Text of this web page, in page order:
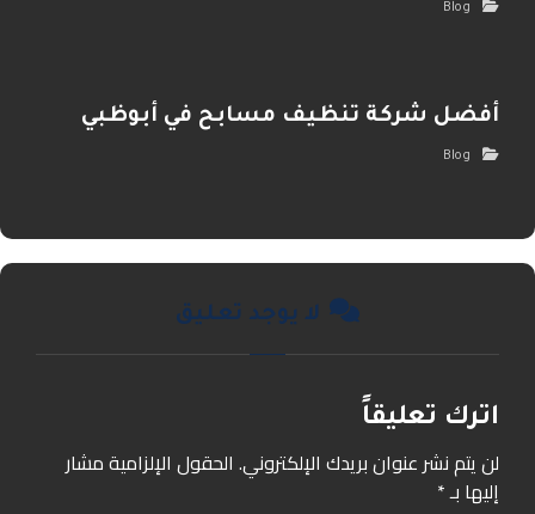
Blog
أفضل شركة تنظيف مسابح في أبوظبي
Blog
لا يوجد تعليق
اترك تعليقاً
لن يتم نشر عنوان بريدك الإلكتروني. الحقول الإلزامية مشار
إليها بـ*